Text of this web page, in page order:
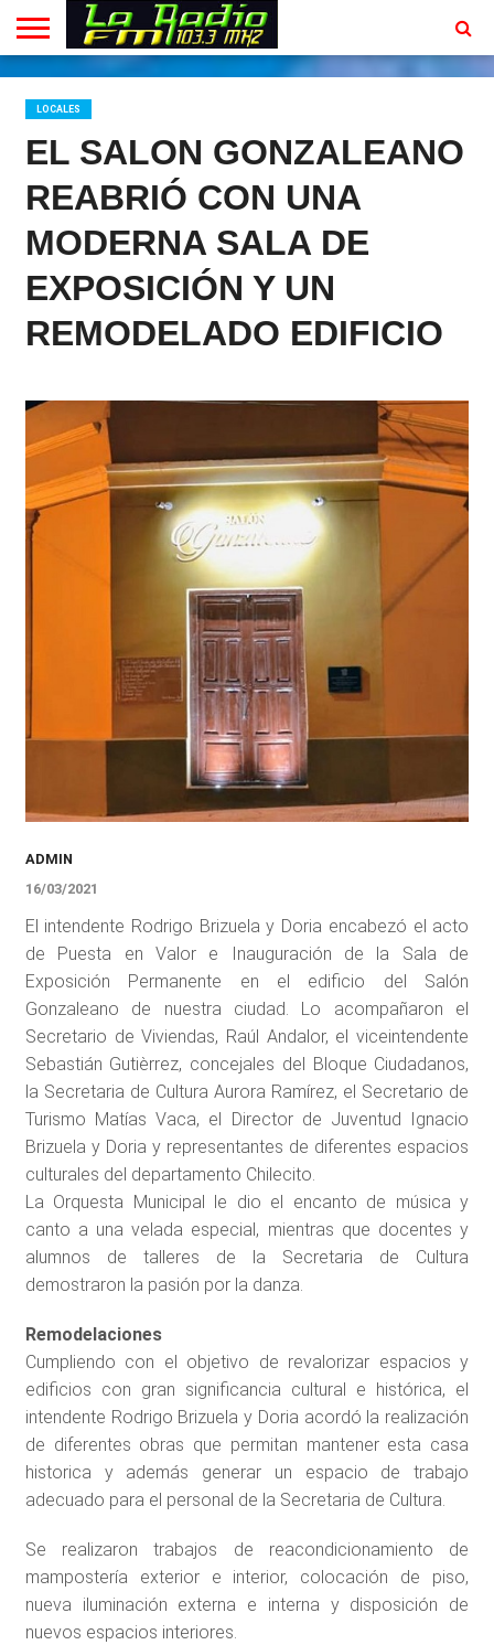
INICIO
EN
VIVO
PROGRAMACION
CONTACTO
LOCALES
EL SALON GONZALEANO
REABRIÓ CON UNA
MODERNA SALA DE
EXPOSICIÓN Y UN
REMODELADO EDIFICIO
ADMIN
16/03/2021
El intendente Rodrigo Brizuela y Doria encabezó el acto
de Puesta en Valor e Inauguración de la Sala de
Exposición Permanente en el edificio del Salón
Gonzaleano de nuestra ciudad. Lo acompañaron el
Secretario de Viviendas, Raúl Andalor, el viceintendente
Sebastián Gutièrrez, concejales del Bloque Ciudadanos,
la Secretaria de Cultura Aurora Ramírez, el Secretario de
Turismo Matías Vaca, el Director de Juventud Ignacio
Brizuela y Doria y representantes de diferentes espacios
culturales del departamento Chilecito.
La Orquesta Municipal le dio el encanto de música y
canto a una velada especial, mientras que docentes y
alumnos de talleres de la Secretaria de Cultura
demostraron la pasión por la danza.
Remodelaciones
Cumpliendo con el objetivo de revalorizar espacios y
edificios con gran significancia cultural e histórica, el
intendente Rodrigo Brizuela y Doria acordó la realización
de diferentes obras que permitan mantener esta casa
historica y además generar un espacio de trabajo
adecuado para el personal de la Secretaria de Cultura.
Se realizaron trabajos de reacondicionamiento de
mampostería exterior e interior, colocación de piso,
nueva iluminación externa e interna y disposición de
nuevos espacios interiores.